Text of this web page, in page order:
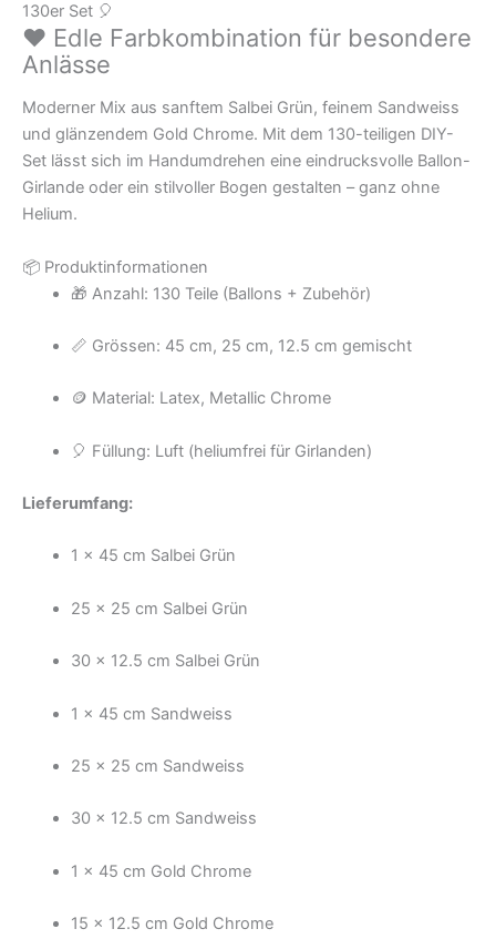
130er Set 🎈
❤️ Edle Farbkombination für besondere
Anlässe
Moderner Mix aus sanftem Salbei Grün, feinem Sandweiss
und glänzendem Gold Chrome. Mit dem 130-teiligen DIY-
Set lässt sich im Handumdrehen eine eindrucksvolle Ballon-
Girlande oder ein stilvoller Bogen gestalten – ganz ohne
Helium.
📦 Produktinformationen
🎁 Anzahl: 130 Teile (Ballons + Zubehör)
📏 Grössen: 45 cm, 25 cm, 12.5 cm gemischt
🪙 Material: Latex, Metallic Chrome
🎈 Füllung: Luft (heliumfrei für Girlanden)
Lieferumfang:
1 × 45 cm Salbei Grün
25 × 25 cm Salbei Grün
30 × 12.5 cm Salbei Grün
1 × 45 cm Sandweiss
25 × 25 cm Sandweiss
30 × 12.5 cm Sandweiss
1 × 45 cm Gold Chrome
15 × 12.5 cm Gold Chrome